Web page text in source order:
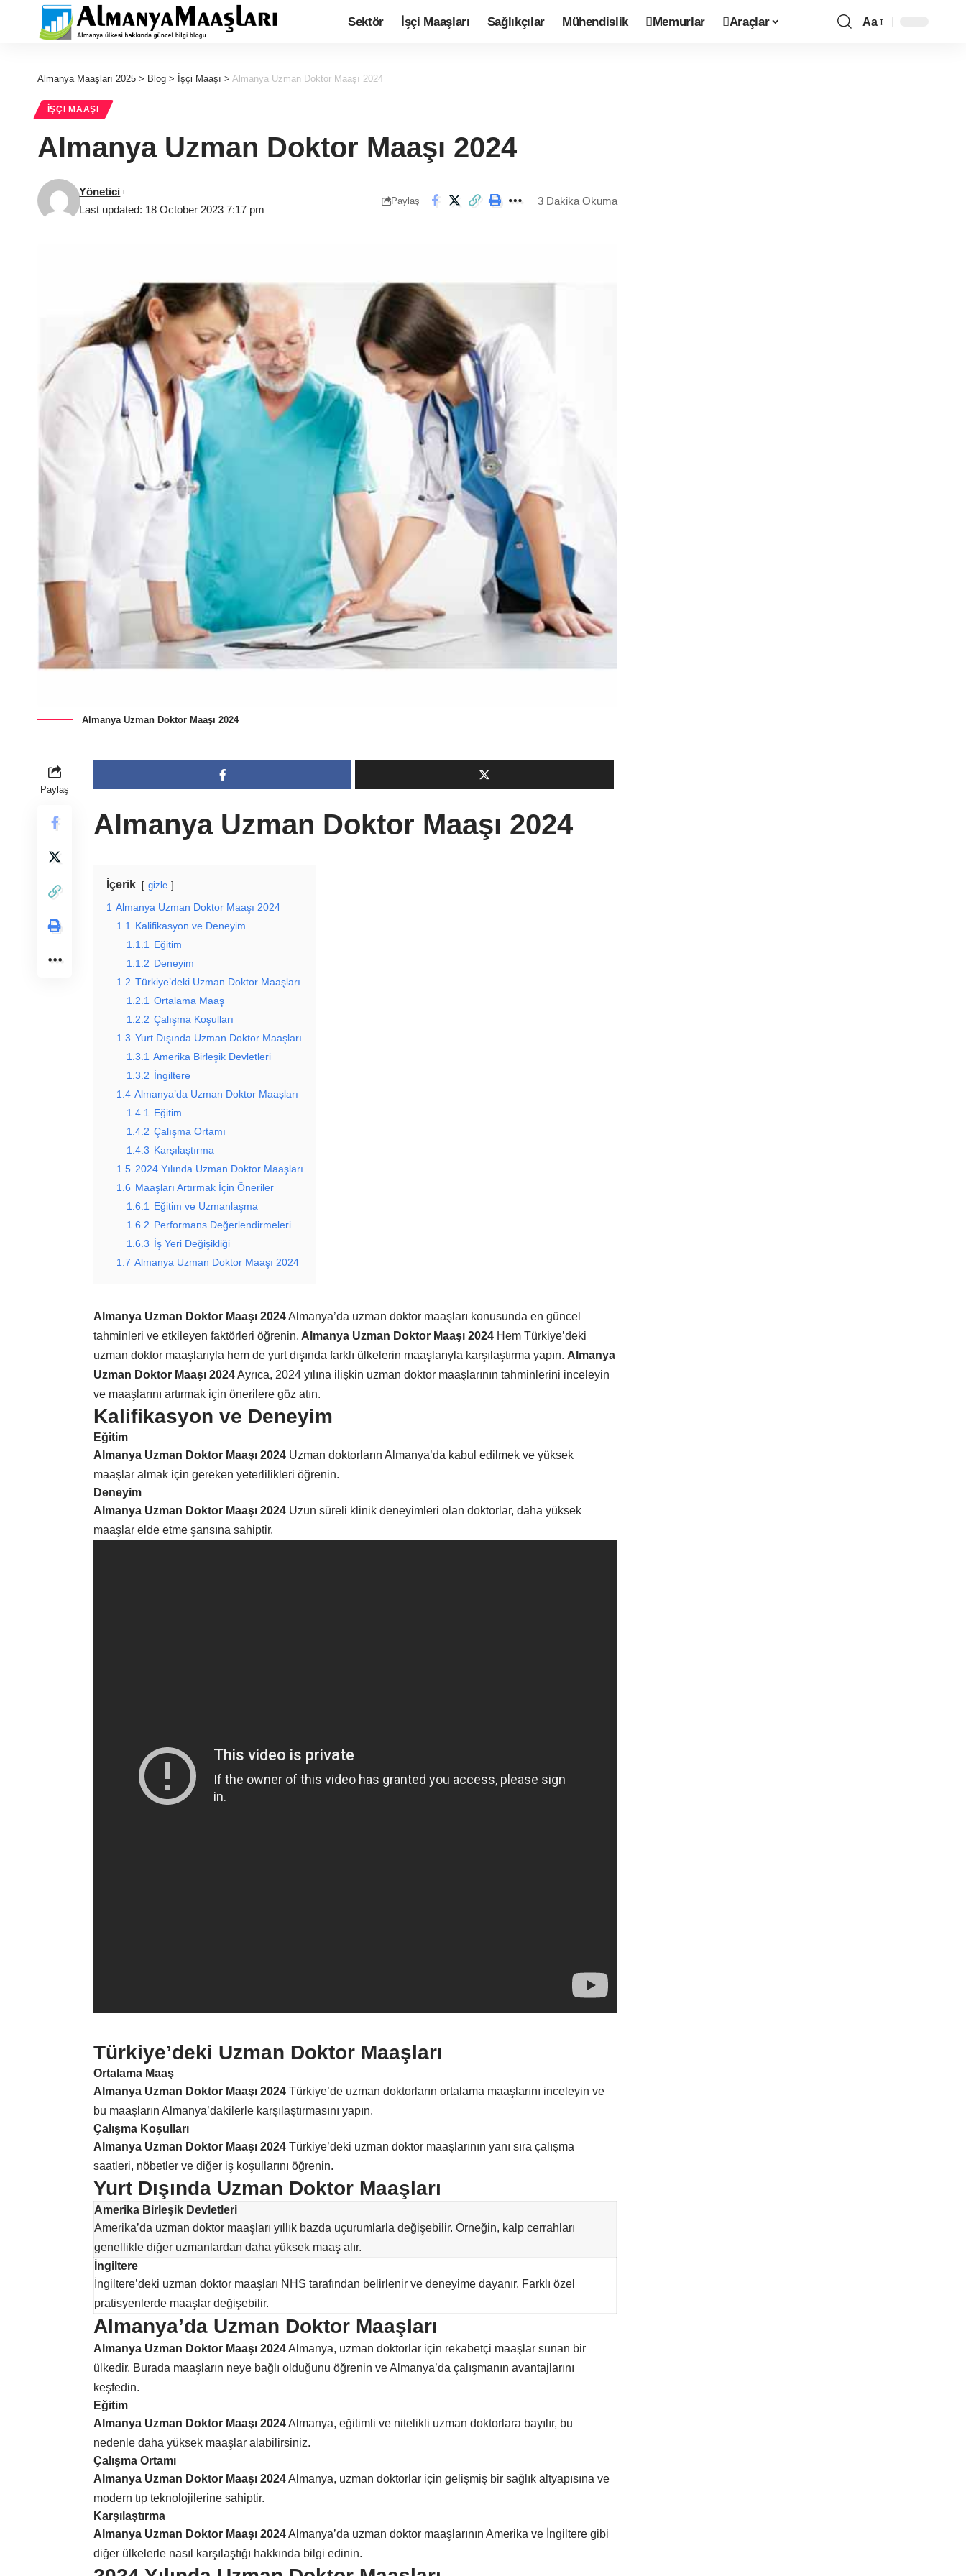
Sektör İşçi Maaşları Sağlıkçılar Mühendislik Memurlar Araçlar Aa
Almanya Maaşları 2025 > Blog > İşçi Maaşı > Almanya Uzman Doktor Maaşı 2024
İŞÇI MAAŞI
Almanya Uzman Doktor Maaşı 2024
Last updated: 18 October 2023 7:17 pm
Yönetici
Paylaş 3 Dakika Okuma
Almanya Uzman Doktor Maaşı 2024
Paylaş
Almanya Uzman Doktor Maaşı 2024
İçerik gizle
1 Almanya Uzman Doktor Maaşı 2024
1.1 Kalifikasyon ve Deneyim
1.1.1 Eğitim
1.1.2 Deneyim
1.2 Türkiye’deki Uzman Doktor Maaşları
1.2.1 Ortalama Maaş
1.2.2 Çalışma Koşulları
1.3 Yurt Dışında Uzman Doktor Maaşları
1.3.1 Amerika Birleşik Devletleri
1.3.2 İngiltere
1.4 Almanya’da Uzman Doktor Maaşları
1.4.1 Eğitim
1.4.2 Çalışma Ortamı
1.4.3 Karşılaştırma
1.5 2024 Yılında Uzman Doktor Maaşları
1.6 Maaşları Artırmak İçin Öneriler
1.6.1 Eğitim ve Uzmanlaşma
1.6.2 Performans Değerlendirmeleri
1.6.3 İş Yeri Değişikliği
1.7 Almanya Uzman Doktor Maaşı 2024
Almanya Uzman Doktor Maaşı 2024Almanya’da uzman doktor maaşları konusunda en güncel
tahminleri ve etkileyen faktörleri öğrenin. Almanya Uzman Doktor Maaşı 2024 Hem Türkiye’deki
uzman doktor maaşlarıyla hem de yurt dışında farklı ülkelerin maaşlarıyla karşılaştırma yapın. Almanya
Uzman Doktor Maaşı 2024Ayrıca, 2024 yılına ilişkin uzman doktor maaşlarının tahminlerini inceleyin
ve maaşlarını artırmak için önerilere göz atın.
Kalifikasyon ve Deneyim
Eğitim
Almanya Uzman Doktor Maaşı 2024 Uzman doktorların Almanya’da kabul edilmek ve yüksek
maaşlar almak için gereken yeterlilikleri öğrenin.
Deneyim
Almanya Uzman Doktor Maaşı 2024 Uzun süreli klinik deneyimleri olan doktorlar, daha yüksek
maaşlar elde etme şansına sahiptir.
Türkiye’deki Uzman Doktor Maaşları
Ortalama Maaş
Almanya Uzman Doktor Maaşı 2024 Türkiye’de uzman doktorların ortalama maaşlarını inceleyin ve
bu maaşların Almanya’dakilerle karşılaştırmasını yapın.
Çalışma Koşulları
Almanya Uzman Doktor Maaşı 2024 Türkiye’deki uzman doktor maaşlarının yanı sıra çalışma
saatleri, nöbetler ve diğer iş koşullarını öğrenin.
Yurt Dışında Uzman Doktor Maaşları
Amerika Birleşik Devletleri
Amerika’da uzman doktor maaşları yıllık bazda uçurumlarla değişebilir. Örneğin, kalp cerrahları
genellikle diğer uzmanlardan daha yüksek maaş alır.
İngiltere
İngiltere’deki uzman doktor maaşları NHS tarafından belirlenir ve deneyime dayanır. Farklı özel
pratisyenlerde maaşlar değişebilir.
Almanya’da Uzman Doktor Maaşları
Almanya Uzman Doktor Maaşı 2024Almanya, uzman doktorlar için rekabetçi maaşlar sunan bir
ülkedir. Burada maaşların neye bağlı olduğunu öğrenin ve Almanya’da çalışmanın avantajlarını
keşfedin.
Eğitim
Almanya Uzman Doktor Maaşı 2024Almanya, eğitimli ve nitelikli uzman doktorlara bayılır, bu
nedenle daha yüksek maaşlar alabilirsiniz.
Çalışma Ortamı
Almanya Uzman Doktor Maaşı 2024Almanya, uzman doktorlar için gelişmiş bir sağlık altyapısına ve
modern tıp teknolojilerine sahiptir.
Karşılaştırma
Almanya Uzman Doktor Maaşı 2024Almanya’da uzman doktor maaşlarının Amerika ve İngiltere gibi
diğer ülkelerle nasıl karşılaştığı hakkında bilgi edinin.